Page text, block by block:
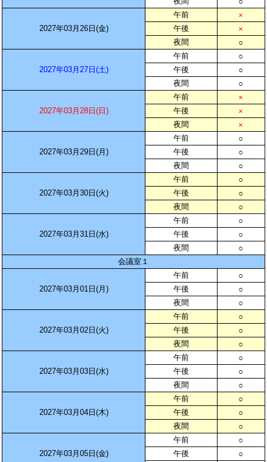
2027年03月26日(金)
午前
×
午後
×
夜間
○
2027年03月27日(土)
午前
○
午後
○
夜間
○
2027年03月28日(日)
午前
×
午後
×
夜間
×
2027年03月29日(月)
午前
○
午後
○
夜間
○
2027年03月30日(火)
午前
○
午後
○
夜間
○
2027年03月31日(水)
午前
○
午後
○
夜間
○
会議室１
2027年03月01日(月)
午前
○
午後
○
夜間
○
2027年03月02日(火)
午前
○
午後
○
夜間
○
2027年03月03日(水)
午前
○
午後
○
夜間
○
2027年03月04日(木)
午前
○
午後
○
夜間
○
2027年03月05日(金)
午前
○
午後
○